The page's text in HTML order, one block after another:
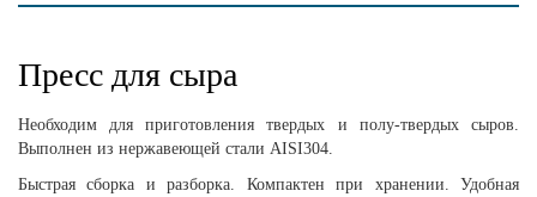
Пресс для сыра
Необходим для приготовления твердых и полу-твердых сыров.
Выполнен из нержавеющей стали AISI304.
Быстрая сборка и разборка. Компактен при хранении. Удобная